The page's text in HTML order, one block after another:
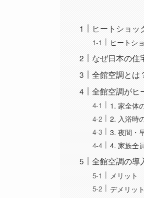
ヒートショッ
ヒートシ
なぜ日本の住
全館空調とは
全館空調がヒ
1. 家全体
2. 入浴時
3. 夜間・
4. 家族全
全館空調の導
メリット
デメリット